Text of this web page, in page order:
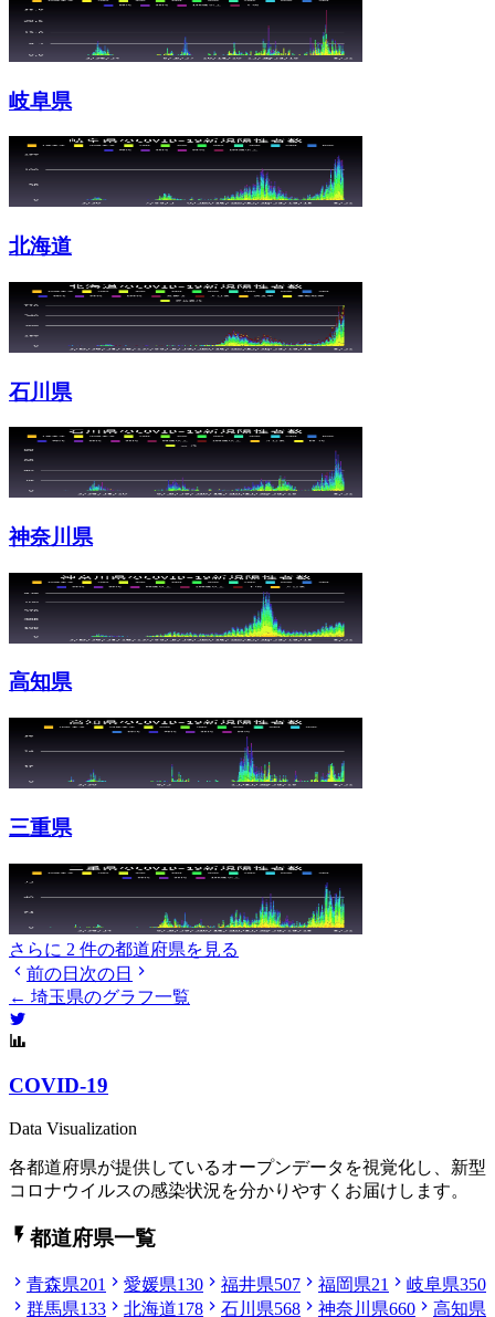
岐阜県
北海道
石川県
神奈川県
高知県
三重県
さらに 2 件の都道府県を見る
前の日 次の日
← 埼玉県のグラフ一覧
COVID-19
Data Visualization
各都道府県が提供しているオープンデータを視覚化し、新型
コロナウイルスの感染状況を分かりやすくお届けします。
都道府県一覧
青森県201 愛媛県130 福井県507 福岡県21 岐阜県350
群馬県133 北海道178 石川県568 神奈川県660 高知県